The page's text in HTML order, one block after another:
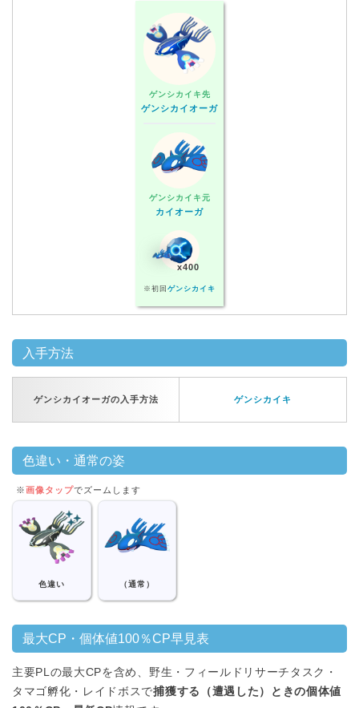
ゲンシカイキ先
ゲンシカイオーガ
ゲンシカイキ元
カイオーガ
x400
※初回 ゲンシカイキ
入手方法
ゲンシカイオーガの入手方法 ゲンシカイキ
色違い・通常の姿
※画像タップでズームします
色違い （通常）
最大CP・個体値100％CP早見表
主要PLの最大CPを含め、野生・フィールドリサーチタスク・
タマゴ孵化・レイドボスで捕獲する（遭遇した）ときの個体値